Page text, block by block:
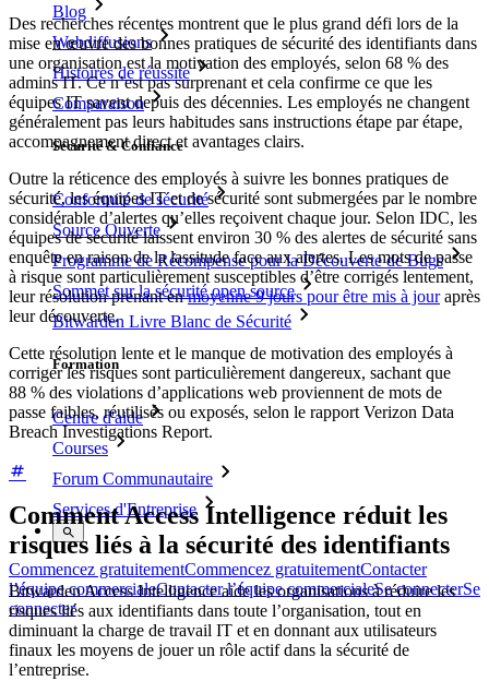
Blog
Webdiffusions
Histoires de réussite
Comparaison
Sécurité & Confiance
Conformité de sécurité
Source Ouverte
Programme de Récompense pour la Découverte de Bugs
Sommet sur la sécurité open source
Bitwarden Livre Blanc de Sécurité
Formation
Centre d'aide
Courses
Forum Communautaire
Services d'Entreprise
Commencez gratuitementCommencez gratuitementContacter
l’équipe commercialeContacter l’équipe commercialeSe connecterSe
connecter
Des recherches récentes montrent que le plus grand défi lors de la
mise en œuvre des bonnes pratiques de sécurité des identifiants dans
une organisation est la motivation des employés, selon 68 % des
admins IT. Ce n’est pas surprenant et cela confirme ce que les
équipes IT savent depuis des décennies. Les employés ne changent
généralement pas leurs habitudes sans instructions étape par étape,
accompagnement direct et avantages clairs.
Outre la réticence des employés à suivre les bonnes pratiques de
sécurité, les équipes IT et de sécurité sont submergées par le nombre
considérable d’alertes qu’elles reçoivent chaque jour. Selon IDC, les
équipes de sécurité laissent environ 30 % des alertes de sécurité sans
enquête en raison de la lassitude face aux alertes. Les mots de passe
à risque sont particulièrement susceptibles d’être corrigés lentement,
leur résolution prenant enmoyenne 9 jours pour être mis à jouraprès
leur découverte.
Cette résolution lente et le manque de motivation des employés à
corriger les risques sont particulièrement dangereux, sachant que
88 % des violations d’applications web proviennent de mots de
passe faibles, réutilisés ou exposés, selon le rapport Verizon Data
Breach Investigations Report.
Comment Access Intelligence réduit les
risques liés à la sécurité des identifiants
Bitwarden Access Intelligence aide les organisations à réduire les
risques liés aux identifiants dans toute l’organisation, tout en
diminuant la charge de travail IT et en donnant aux utilisateurs
finaux les moyens de jouer un rôle actif dans la sécurité de
l’entreprise.